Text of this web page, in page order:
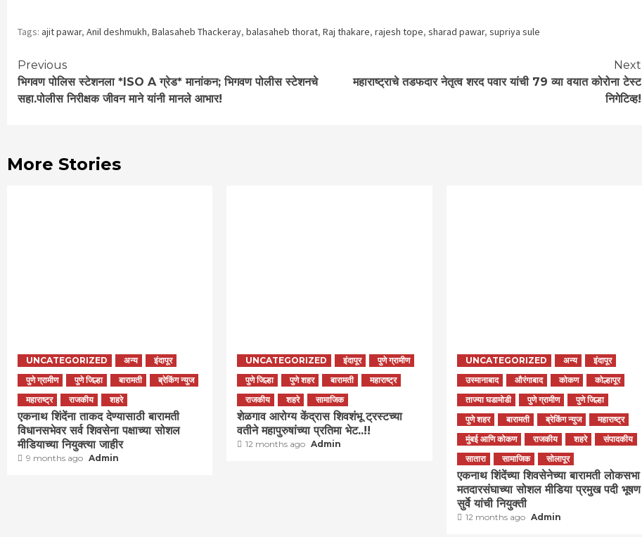
Tags: ajit pawar, Anil deshmukh, Balasaheb Thackeray, balasaheb thorat, Raj thakare, rajesh tope, sharad pawar, supriya sule
Continue
Reading
Previous
भिगवण पोलिस स्टेशनला *ISO A ग्रेड* मानांकन; भिगवण पोलीस स्टेशनचे
सहा.पोलीस निरीक्षक जीवन माने यांनी मानले आभार!
Next
महाराष्ट्राचे तडफदार नेतृत्व शरद पवार यांची 79 व्या वयात कोरोना टेस्ट
निगेटिव्ह!
More Stories
UNCATEGORIZED अन्य
इंदापूर
पुणे ग्रामीण
पुणे जिल्हा बारामती
ब्रेकिंग न्युज
महाराष्ट्र
राजकीय शहरे
एकनाथ शिंदेंना ताकद देण्यासाठी बारामती
विधानसभेवर सर्व शिवसेना पक्षाच्या सोशल
मीडियाच्या नियुक्त्या जाहीर
9 months ago Admin
UNCATEGORIZED इंदापूर
पुणे ग्रामीण
पुणे जिल्हा
पुणे शहर बारामती
महाराष्ट्र
राजकीय
शहरे सामाजिक
शेळगाव आरोग्य केंद्रास शिवशंभू ट्रस्टच्या
वतीने महापुरुषांच्या प्रतिमा भेट..!!
12 months ago Admin
UNCATEGORIZED अन्य
इंदापूर
उस्मानाबाद
औरंगाबाद कोकण
कोल्हापूर
ताज्या घडामोडी
पुणे ग्रामीण
पुणे जिल्हा
पुणे शहर
बारामती ब्रेकिंग न्युज
महाराष्ट्र
मुंबई आणि कोकण
राजकीय शहरे
संपादकीय
सातारा
सामाजिक सोलापूर
एकनाथ शिंदेंच्या शिवसेनेच्या बारामती लोकसभा
मतदारसंघाच्या सोशल मीडिया प्रमुख पदी भूषण
सुर्वे यांची नियुक्ती
12 months ago Admin